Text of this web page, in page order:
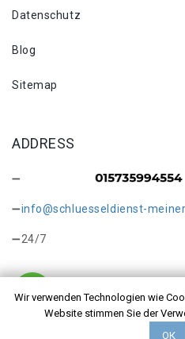
Wir verwenden Technologien wie
Website stimmen Sie der
ОК
Datenschutz
Blog
Sitemap
ADDRESS
info@schluesseldienst-
24/7
Copyright © 2026